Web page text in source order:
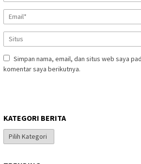
Simpan nama, email, dan situs web saya
komentar saya berikutnya.
KATEGORI BERITA
Kategori
Berita